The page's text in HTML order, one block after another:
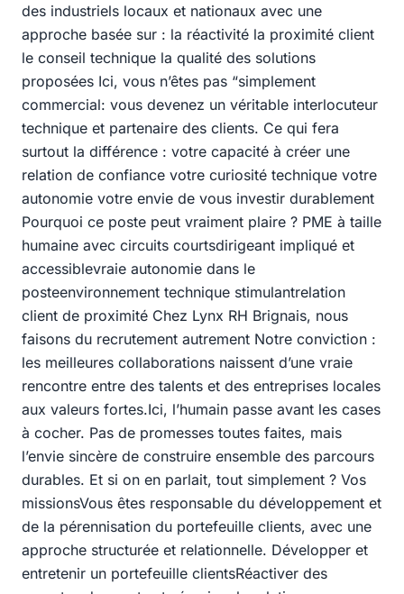
des industriels locaux et nationaux avec une
approche basée sur : la réactivité la proximité client
le conseil technique la qualité des solutions
proposées Ici, vous n’êtes pas “simplement
commercial: vous devenez un véritable interlocuteur
technique et partenaire des clients. Ce qui fera
surtout la différence : votre capacité à créer une
relation de confiance votre curiosité technique votre
autonomie votre envie de vous investir durablement
Pourquoi ce poste peut vraiment plaire ? PME à taille
humaine avec circuits courtsdirigeant impliqué et
accessiblevraie autonomie dans le
posteenvironnement technique stimulantrelation
client de proximité Chez Lynx RH Brignais, nous
faisons du recrutement autrement Notre conviction :
les meilleures collaborations naissent d’une vraie
rencontre entre des talents et des entreprises locales
aux valeurs fortes.Ici, l’humain passe avant les cases
à cocher. Pas de promesses toutes faites, mais
l’envie sincère de construire ensemble des parcours
durables. Et si on en parlait, tout simplement ? Vos
missionsVous êtes responsable du développement et
de la pérennisation du portefeuille clients, avec une
approche structurée et relationnelle. Développer et
entretenir un portefeuille clientsRéactiver des